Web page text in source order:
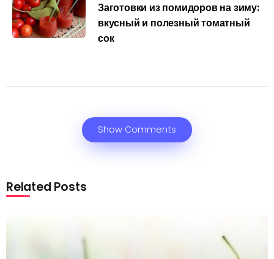
Заготовки из помидоров на зиму:
вкусный и полезный томатный
сок
Show Comments
Related Posts